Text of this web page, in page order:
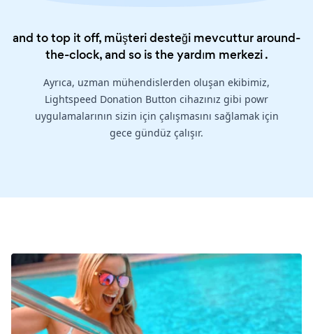
and to top it off, müşteri desteği mevcuttur around-
the-clock, and so is theyardım merkezi.
Ayrıca, uzman mühendislerden oluşan ekibimiz,
Lightspeed Donation Button cihazınız gibi powr
uygulamalarının sizin için çalışmasını sağlamak için
gece gündüz çalışır.